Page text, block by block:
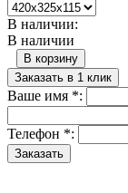
В наличии:
В наличии
В корзину
Заказать в 1 клик
Ваше имя *:
Телефон *: